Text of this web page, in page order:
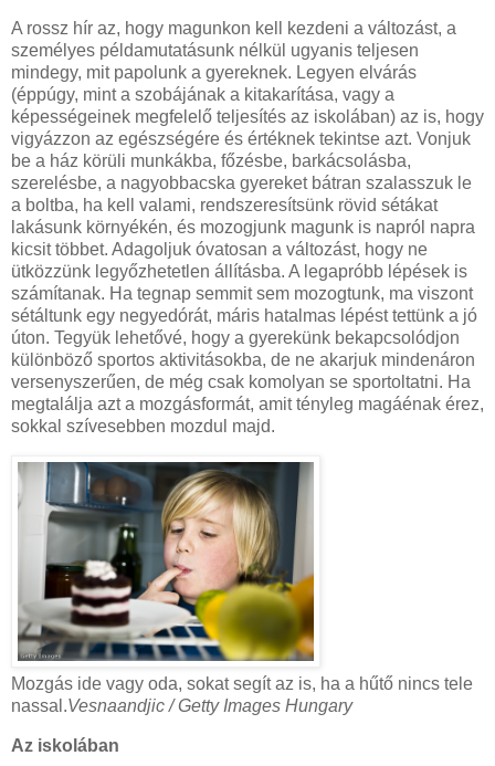
A rossz hír az, hogy magunkon kell kezdeni a változást, a
személyes példamutatásunk nélkül ugyanis teljesen
mindegy, mit papolunk a gyereknek. Legyen elvárás
(éppúgy, mint a szobájának a kitakarítása, vagy a
képességeinek megfelelő teljesítés az iskolában) az is, hogy
vigyázzon az egészségére és értéknek tekintse azt. Vonjuk
be a ház körüli munkákba, főzésbe, barkácsolásba,
szerelésbe, a nagyobbacska gyereket bátran szalasszuk le
a boltba, ha kell valami, rendszeresítsünk rövid sétákat
lakásunk környékén, és mozogjunk magunk is napról napra
kicsit többet. Adagoljuk óvatosan a változást, hogy ne
ütközzünk legyőzhetetlen állításba. A legapróbb lépések is
számítanak. Ha tegnap semmit sem mozogtunk, ma viszont
sétáltunk egy negyedórát, máris hatalmas lépést tettünk a jó
úton. Tegyük lehetővé, hogy a gyerekünk bekapcsolódjon
különböző sportos aktivitásokba, de ne akarjuk mindenáron
versenyszerűen, de még csak komolyan se sportoltatni. Ha
megtalálja azt a mozgásformát, amit tényleg magáénak érez,
sokkal szívesebben mozdul majd.
Mozgás ide vagy oda, sokat segít az is, ha a hűtő nincs tele
nassal.Vesnaandjic / Getty Images Hungary
Az iskolában